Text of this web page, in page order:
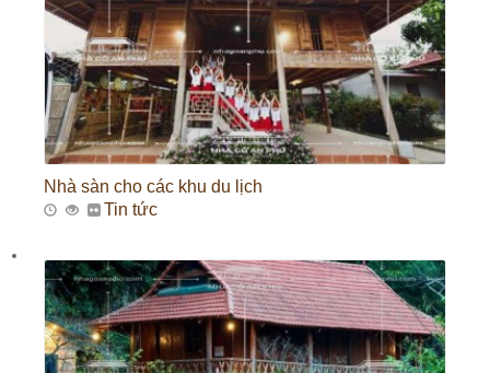
Nhà sàn cho các khu du lịch
Tin tức